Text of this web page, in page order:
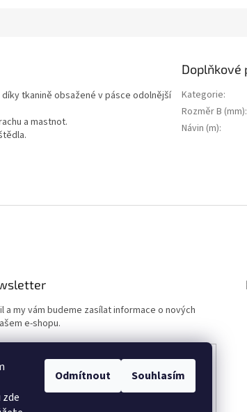
Odmítnout Souhlasím
tkanině obsažené v pásce odolnější
a mastnot.
Doplňkové
Kategorie:
Rozměr B (mm):
Návin (m):
a my vám budeme zasílat informace o nových
e-shopu.
souhlasíte s